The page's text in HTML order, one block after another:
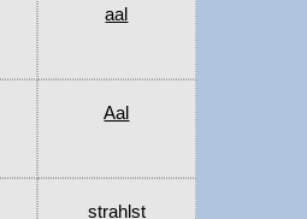
aal
Aal
strahlst